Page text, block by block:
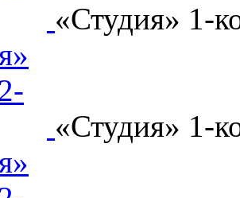
«Студия» 1-
«Студия» 1-